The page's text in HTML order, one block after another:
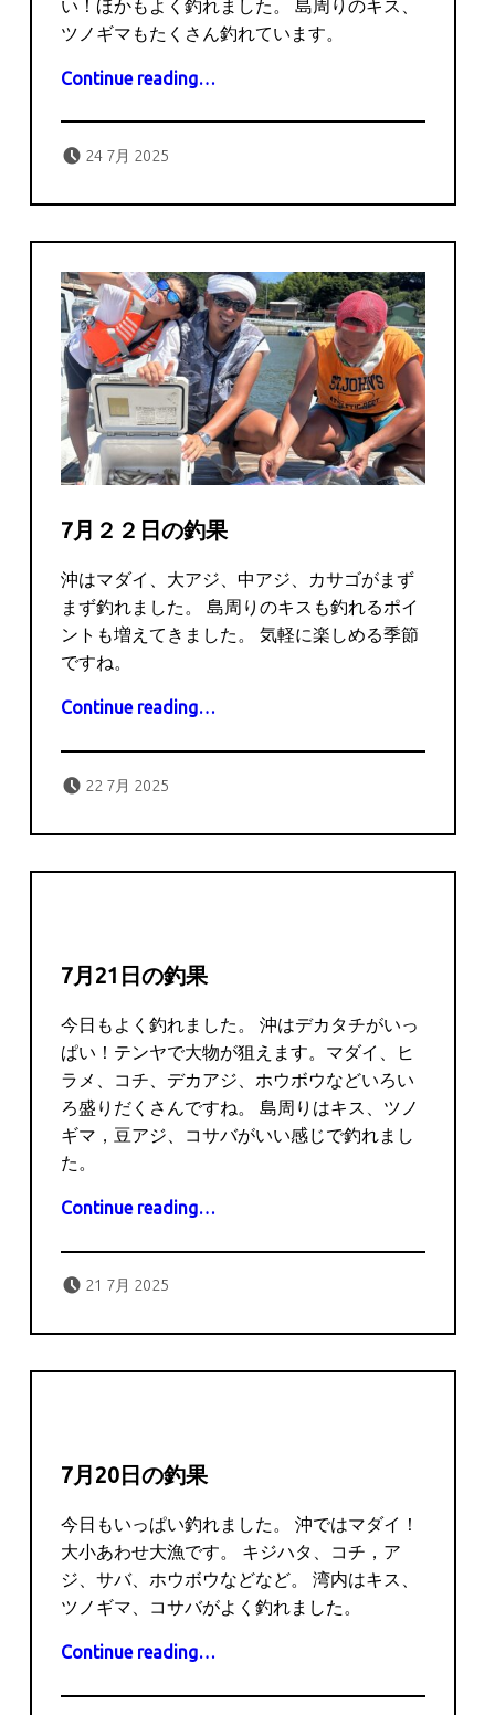
い！ほかもよく釣れました。 島周りのキス、
ツノギマもたくさん釣れています。
Continue reading“7月24日の釣果”
…
24 7月 2025
7月２２日の釣果
沖はマダイ、大アジ、中アジ、カサゴがまず
まず釣れました。 島周りのキスも釣れるポイ
ントも増えてきました。 気軽に楽しめる季節
ですね。
Continue reading“7月２２日の釣果”
…
22 7月 2025
7月21日の釣果
今日もよく釣れました。 沖はデカタチがいっ
ぱい！テンヤで大物が狙えます。マダイ、ヒ
ラメ、コチ、デカアジ、ホウボウなどいろい
ろ盛りだくさんですね。 島周りはキス、ツノ
ギマ，豆アジ、コサバがいい感じで釣れまし
た。
Continue reading“7月21日の釣果”
…
21 7月 2025
7月20日の釣果
今日もいっぱい釣れました。 沖ではマダイ！
大小あわせ大漁です。 キジハタ、コチ，ア
ジ、サバ、ホウボウなどなど。 湾内はキス、
ツノギマ、コサバがよく釣れました。
Continue reading“7月20日の釣果”
…